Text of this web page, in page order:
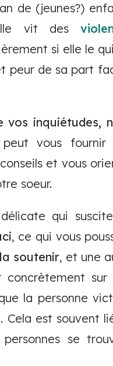
de (jeunes?)
vit des
si elle le
peur de sa part
inquiétudes,
vous fournir
et vous
soeur.
qui
, ce qui vous
soutenir, et une
sur
la personne
est souvent
se